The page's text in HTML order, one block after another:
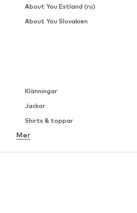
Klänningar
Jackor
Shirts & toppar
Underkläder
Mer
About You Estland (ru)
About You Slovakien